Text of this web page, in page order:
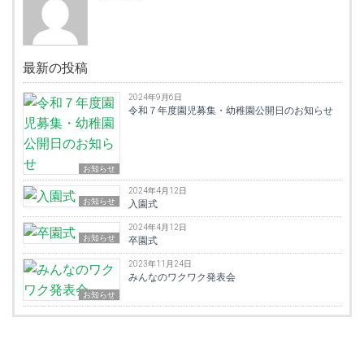
最新の投稿
お知らせ
2024年9月6日
令和７年度園児募集・幼稚園公開日のお知らせ
お知らせ
2024年4月12日
入園式
お知らせ
2024年4月12日
卒園式
お知らせ
2023年11月24日
みんなのワクワク発表会